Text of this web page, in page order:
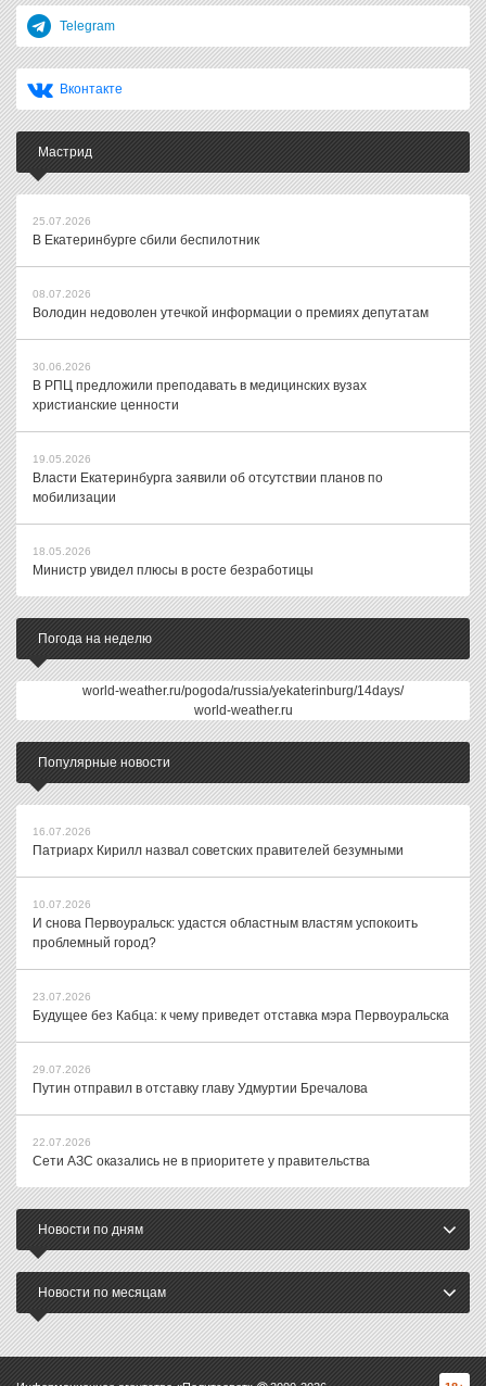
Telegram
Вконтакте
Мастрид
25.07.2026
В Екатеринбурге сбили беспилотник
08.07.2026
Володин недоволен утечкой информации о премиях депутатам
30.06.2026
В РПЦ предложили преподавать в медицинских вузах
христианские ценности
19.05.2026
Власти Екатеринбурга заявили об отсутствии планов по
мобилизации
18.05.2026
Министр увидел плюсы в росте безработицы
Погода на неделю
world-weather.ru/pogoda/russia/yekaterinburg/14days/
world-weather.ru
Популярные новости
16.07.2026
Патриарх Кирилл назвал советских правителей безумными
10.07.2026
И снова Первоуральск: удастся областным властям успокоить
проблемный город?
23.07.2026
Будущее без Кабца: к чему приведет отставка мэра Первоуральска
29.07.2026
Путин отправил в отставку главу Удмуртии Бречалова
22.07.2026
Сети АЗС оказались не в приоритете у правительства
Новости по дням
Новости по месяцам